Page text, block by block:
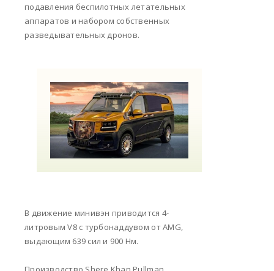
подавления беспилотных летательных
аппаратов и набором собственных
разведывательных дронов.
В движение минивэн приводится 4-
литровым V8 с турбонаддувом от AMG,
выдающим 639 сил и 900 Нм.